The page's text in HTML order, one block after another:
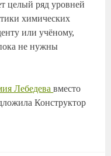
целый ряд уровней
химических
или учёному,
не нужны
Лебедевавместо
Конструктор